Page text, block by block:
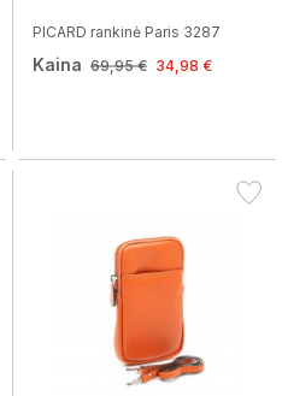
PICARD rankinė Paris 3287
Kaina 69,95 € 34,98 €